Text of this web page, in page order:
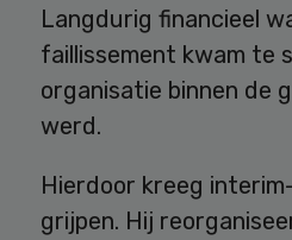
Langdurig financieel
faillissement kwam te
organisatie binnen de
werd.
Hierdoor kreeg
grijpen. Hij